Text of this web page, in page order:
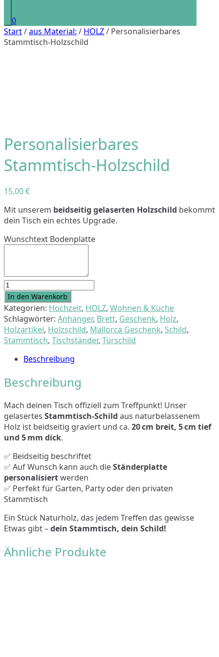
0
Start/aus Material: / HOLZ/ Personalisierbares
Stammtisch-Holzschild
Personalisierbares
Stammtisch-Holzschild
15,00€
Mit unserem beidseitig gelaserten Holzschild bekommt
dein Tisch ein echtes Upgrade.
Wunschtext Bodenplatte
Personalisierbares
Stammtisch-
Holzschild
Menge
In den Warenkorb
Kategorien: Hochzeit, HOLZ, Wohnen & Küche
Schlagwörter: Anhänger, Brett, Geschenk, Holz,
Holzartikel, Holzschild, Mallorca Geschenk, Schild,
Stammtisch, Tischständer, Türschild
Beschreibung
Beschreibung
Mach deinen Tisch offiziell zum Treffpunkt! Unser
gelasertes Stammtisch-Schild aus naturbelassenem
Holz ist beidseitig graviert und ca. 20 cm breit, 5 cm tief
und 5 mm dick.
✅ Beidseitig beschriftet
✅ Auf Wunsch kann auch dieStänderplatte
personalisiertwerden
✅ Perfekt für Garten, Party oder den privaten
Stammtisch
Ein Stück Naturholz, das jedem Treffen das gewisse
Etwas gibt –dein Stammtisch, dein Schild!
Ähnliche Produkte